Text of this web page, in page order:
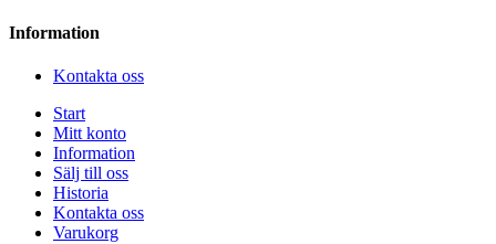
Information
Kontakta oss
Start
Mitt konto
Information
Sälj till oss
Historia
Kontakta oss
Varukorg